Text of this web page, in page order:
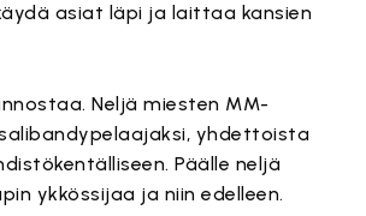
asiat läpi ja laittaa kansien
Neljä miesten MM-
yhdettoista
Päälle neljä
ykkössijaa ja niin edelleen.